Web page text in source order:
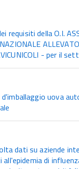
requisiti della O.I.
- per il
d'imballaggio uova
dati su aziende
di